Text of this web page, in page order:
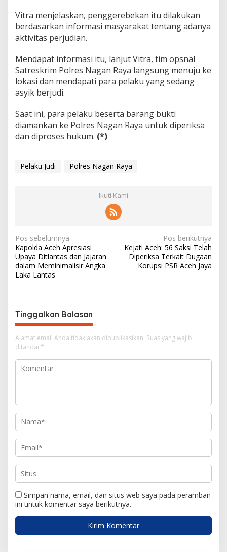
Vitra menjelaskan, penggerebekan itu dilakukan
berdasarkan informasi masyarakat tentang adanya
aktivitas perjudian.
Mendapat informasi itu, lanjut Vitra, tim opsnal
Satreskrim Polres Nagan Raya langsung menuju ke
lokasi dan mendapati para pelaku yang sedang
asyik berjudi.
Saat ini, para pelaku beserta barang bukti
diamankan ke Polres Nagan Raya untuk diperiksa
dan diproses hukum. (*)
Pelaku Judi Polres Nagan Raya
Ikuti Kami
N
a
v
i
a
s
i
p
o
Pos sebelumnya
Kapolda Aceh Apresiasi
Upaya Ditlantas dan Jajaran
dalam Meminimalisir Angka
Laka Lantas
Pos berikutnya
Kejati Aceh: 56 Saksi Telah
Diperiksa Terkait Dugaan
Korupsi PSR Aceh Jaya
Tinggalkan Balasan
Alamat email Anda tidak akan dipublikasikan. Ruas yang wajib
ditandai *
Simpan nama, email, dan situs web saya pada peramban
ini untuk komentar saya berikutnya.